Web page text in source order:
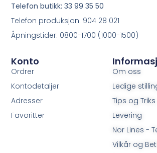
Om oss
Ledige
Tips og Triks
Levering
Nor Lines -
Vilkår og
Konto
Ordrer
Kontodetaljer
Adresser
Favoritter
Telefon butikk: 33 99 35 50
Telefon produksjon: 904 28 021
Åpningstider: 0800-1700 (1000-1500)